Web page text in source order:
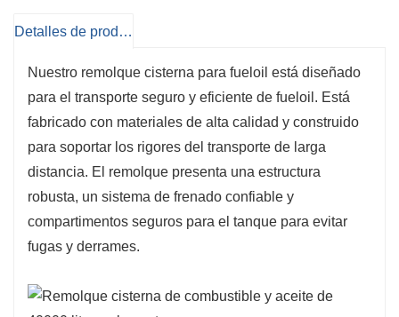
de petróleo están construidos con características de
sistemas de contención de derrames y válvulas de
alivio de presión para prevenir accidentes y garantizar
el transporte seguro de líquidos peligrosos.
Durabilidad: Los remolques cisterna de petróleo están
construidos con materiales de alta calidad, como
aluminio o acero, para soportar los rigores del
transporte de combustibles líquidos. Están diseñados
para ser duraderos y duraderos, incluso en
condiciones de funcionamiento exigentes.
Cumplimiento normativo: Los remolques cisterna de
Detalles de producto
Nuestro remolque cisterna para fueloil está diseñado
para el transporte seguro y eficiente de fueloil. Está
fabricado con materiales de alta calidad y construido
para soportar los rigores del transporte de larga
distancia. El remolque presenta una estructura
robusta, un sistema de frenado confiable y
compartimentos seguros para el tanque para evitar
fugas y derrames.